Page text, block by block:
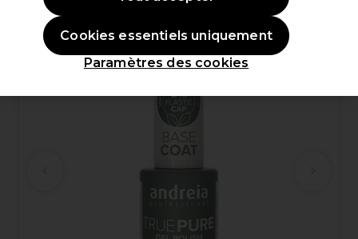
OFFRE
Paramètres des cookies
Cookies essentiels uniquement